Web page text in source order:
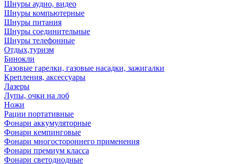
Шнуры аудио, видео
Шнуры компьютерные
Шнуры питания
Шнуры соединительные
Шнуры телефонные
Отдых,туризм
Бинокли
Газовые гарелки, газовые насадки, зажигалки
Крепления, аксессуары
Лазеры
Лупы, очки на лоб
Ножи
Рации портативные
Фонари аккумуляторные
Фонари кемпинговые
Фонари многостороннего применения
Фонари премиум класса
Фонари светодиодные